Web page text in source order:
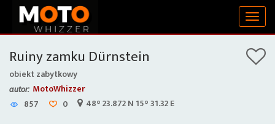
Ruiny zamku Dürnstein
obiekt zabytkowy
autor: MotoWhizzer
857
0 48° 23.872 N 15° 31.32 E